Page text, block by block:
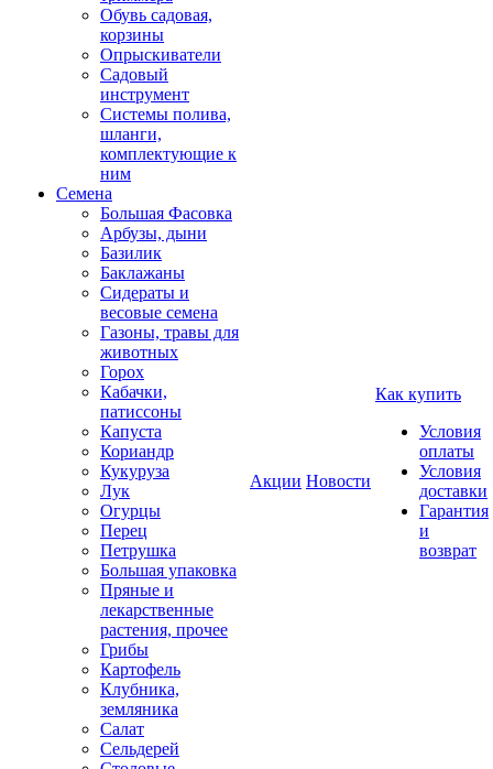
Обувь садовая,
корзины
Опрыскиватели
Садовый
инструмент
Системы полива,
шланги,
комплектующие к
ним
Семена
Большая Фасовка
Арбузы, дыни
Базилик
Баклажаны
Сидераты и
весовые семена
Газоны, травы для
животных
Горох
Кабачки,
патиссоны
Капуста
Кориандр
Кукуруза
Лук
Огурцы
Перец
Петрушка
Большая упаковка
Пряные и
лекарственные
растения, прочее
Грибы
Картофель
Клубника,
земляника
Салат
Сельдерей
Акции Новости
Как купить
Условия
оплаты
Условия
доставки
Гарантия
и
возврат